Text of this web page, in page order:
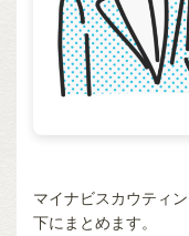
マイナビスカウティ
下にまとめます。